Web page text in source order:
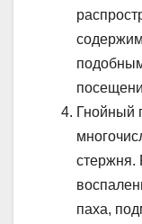
Гнойный
стержня.
паха,